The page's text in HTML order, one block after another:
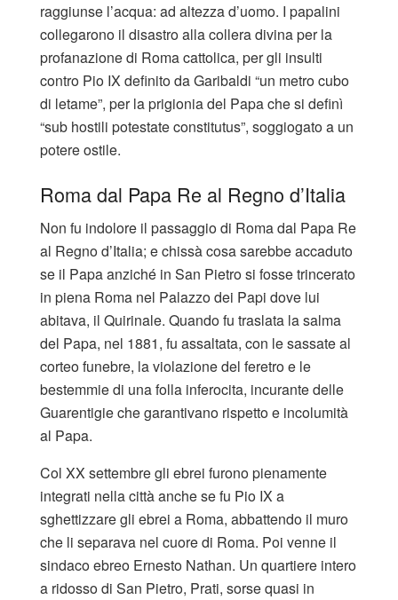
raggiunse l’acqua: ad altezza d’uomo. I papalini
collegarono il disastro alla collera divina per la
profanazione di Roma cattolica, per gli insulti
contro Pio IX definito da Garibaldi “un metro cubo
di letame”, per la prigionia del Papa che si definì
“sub hostili potestate constitutus”, soggiogato a un
potere ostile.
Roma dal Papa Re al Regno d’Italia
Non fu indolore il passaggio di Roma dal Papa Re
al Regno d’Italia; e chissà cosa sarebbe accaduto
se il Papa anziché in San Pietro si fosse trincerato
in piena Roma nel Palazzo dei Papi dove lui
abitava, il Quirinale. Quando fu traslata la salma
del Papa, nel 1881, fu assaltata, con le sassate al
corteo funebre, la violazione del feretro e le
bestemmie di una folla inferocita, incurante delle
Guarentigie che garantivano rispetto e incolumità
al Papa.
Col XX settembre gli ebrei furono pienamente
integrati nella città anche se fu Pio IX a
sghettizzare gli ebrei a Roma, abbattendo il muro
che li separava nel cuore di Roma. Poi venne il
sindaco ebreo Ernesto Nathan. Un quartiere intero
a ridosso di San Pietro, Prati, sorse quasi in